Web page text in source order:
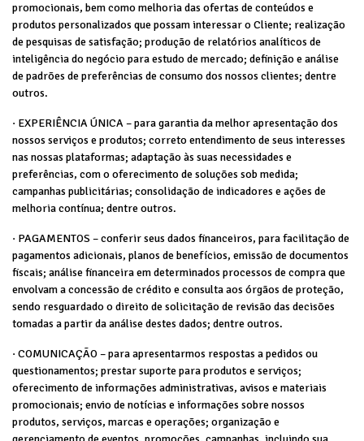
promocionais, bem como melhoria das ofertas de conteúdos e
produtos personalizados que possam interessar o Cliente; realização
de pesquisas de satisfação; produção de relatórios analíticos de
inteligência do negócio para estudo de mercado; definição e análise
de padrões de preferências de consumo dos nossos clientes; dentre
outros.
· EXPERIÊNCIA ÚNICA – para garantia da melhor apresentação dos
nossos serviços e produtos; correto entendimento de seus interesses
nas nossas plataformas; adaptação às suas necessidades e
preferências, com o oferecimento de soluções sob medida;
campanhas publicitárias; consolidação de indicadores e ações de
melhoria contínua; dentre outros.
· PAGAMENTOS – conferir seus dados financeiros, para facilitação de
pagamentos adicionais, planos de benefícios, emissão de documentos
fiscais; análise financeira em determinados processos de compra que
envolvam a concessão de crédito e consulta aos órgãos de proteção,
sendo resguardado o direito de solicitação de revisão das decisões
tomadas a partir da análise destes dados; dentre outros.
· COMUNICAÇÃO – para apresentarmos respostas a pedidos ou
questionamentos; prestar suporte para produtos e serviços;
oferecimento de informações administrativas, avisos e materiais
promocionais; envio de notícias e informações sobre nossos
produtos, serviços, marcas e operações; organização e